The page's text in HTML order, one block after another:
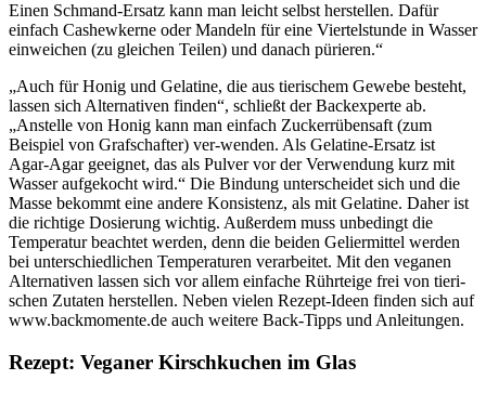
Einen Schmand-Ersatz kann man leicht selbst herstel­len. Da­für
einfach Cashewkerne oder Mandeln für eine Viertel­stunde in Wasser
einweichen (zu gleichen Teilen) und danach pürieren.“
„Auch für Honig und Gelatine, die aus tierischem Ge­webe besteht,
lassen sich Alternativen finden“, schließt der Backexperte ab.
„Anstelle von Honig kann man ein­fach Zuckerrübensaft (zum
Beispiel von Grafschafter) ver-wenden. Als Gelatine-Ersatz ist
Agar-Agar geeignet, das als Pulver vor der Verwendung kurz mit
Wasser auf­gekocht wird.“ Die Bindung unterscheidet sich und die
Masse bekommt eine andere Konsistenz, als mit Gela­tine. Daher ist
die richtige Dosierung wichtig. Außerdem muss unbedingt die
Temperatur beachtet werden, denn die beiden Geliermittel werden
bei unterschiedlichen Temperaturen verarbeitet. Mit den veganen
Alternativen lassen sich vor allem einfache Rührteige frei von tieri­
schen Zu­taten herstellen. Neben vielen Rezept-Ideen finden sich auf
www.backmomente.de auch weitere Back-Tipps und Anleitungen.
Rezept: Veganer Kirschkuchen im Glas